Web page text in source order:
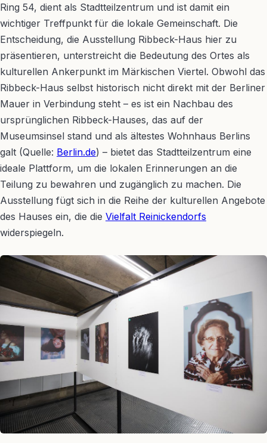
Ring 54, dient als Stadtteilzentrum und ist damit ein
wichtiger Treffpunkt für die lokale Gemeinschaft. Die
Entscheidung, die Ausstellung Ribbeck-Haus hier zu
präsentieren, unterstreicht die Bedeutung des Ortes als
kulturellen Ankerpunkt im Märkischen Viertel. Obwohl das
Ribbeck-Haus selbst historisch nicht direkt mit der Berliner
Mauer in Verbindung steht – es ist ein Nachbau des
ursprünglichen Ribbeck-Hauses, das auf der
Museumsinsel stand und als ältestes Wohnhaus Berlins
galt (Quelle: Berlin.de) – bietet das Stadtteilzentrum eine
ideale Plattform, um die lokalen Erinnerungen an die
Teilung zu bewahren und zugänglich zu machen. Die
Ausstellung fügt sich in die Reihe der kulturellen Angebote
des Hauses ein, die die Vielfalt Reinickendorfs
widerspiegeln.